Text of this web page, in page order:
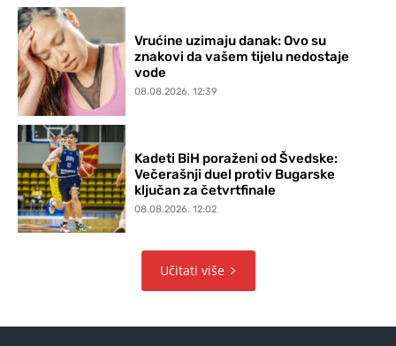
Vrućine uzimaju danak: Ovo su
znakovi da vašem tijelu nedostaje
vode
08.08.2026. 12:39
Kadeti BiH poraženi od Švedske:
Večerašnji duel protiv Bugarske
ključan za četvrtfinale
08.08.2026. 12:02
Učitati više